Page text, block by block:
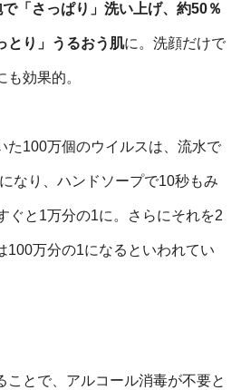
「さっぱり」洗い上げ、約50％
とり」うるおう肌に。洗顔だけで
効果的。
た100万個のウイルスは、流水で
なり、ハンドソープで10秒もみ
ぐと1万分の1に。さらにそれを2
100万分の1になるといわれてい
ことで、アルコール消毒が不要と